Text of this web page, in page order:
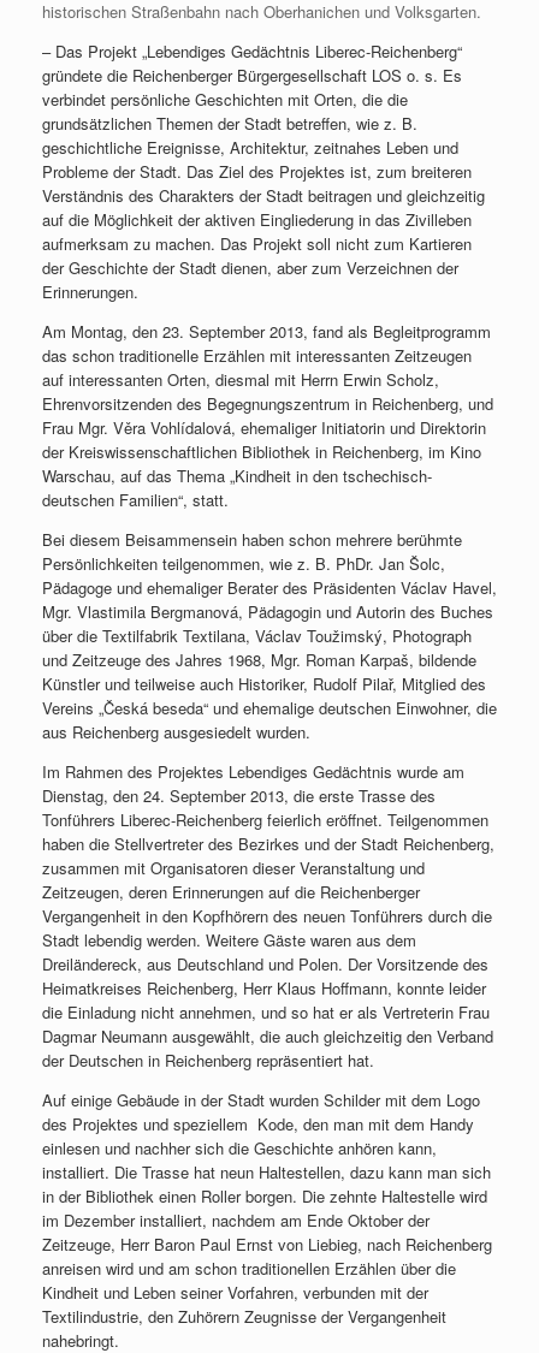
historischen Straßenbahn nach Oberhanichen und Volksgarten.
– Das Projekt „Lebendiges Gedächtnis Liberec-Reichenberg“
gründete die Reichenberger Bürgergesellschaft LOS o. s. Es
verbindet persönliche Geschichten mit Orten, die die
grundsätzlichen Themen der Stadt betreffen, wie z. B.
geschichtliche Ereignisse, Architektur, zeitnahes Leben und
Probleme der Stadt. Das Ziel des Projektes ist, zum breiteren
Verständnis des Charakters der Stadt beitragen und gleichzeitig
auf die Möglichkeit der aktiven Eingliederung in das Zivilleben
aufmerksam zu machen. Das Projekt soll nicht zum Kartieren
der Geschichte der Stadt dienen, aber zum Verzeichnen der
Erinnerungen.
Am Montag, den 23. September 2013, fand als Begleitprogramm
das schon traditionelle Erzählen mit interessanten Zeitzeugen
auf interessanten Orten, diesmal mit Herrn Erwin Scholz,
Ehrenvorsitzenden des Begegnungszentrum in Reichenberg, und
Frau Mgr. Věra Vohlídalová, ehemaliger Initiatorin und Direktorin
der Kreiswissenschaftlichen Bibliothek in Reichenberg, im Kino
Warschau, auf das Thema „Kindheit in den tschechisch-
deutschen Familien“, statt.
Bei diesem Beisammensein haben schon mehrere berühmte
Persönlichkeiten teilgenommen, wie z. B. PhDr. Jan Šolc,
Pädagoge und ehemaliger Berater des Präsidenten Václav Havel,
Mgr. Vlastimila Bergmanová, Pädagogin und Autorin des Buches
über die Textilfabrik Textilana, Václav Toužimský, Photograph
und Zeitzeuge des Jahres 1968, Mgr. Roman Karpaš, bildende
Künstler und teilweise auch Historiker, Rudolf Pilař, Mitglied des
Vereins „Česká beseda“ und ehemalige deutschen Einwohner, die
aus Reichenberg ausgesiedelt wurden.
Im Rahmen des Projektes Lebendiges Gedächtnis wurde am
Dienstag, den 24. September 2013, die erste Trasse des
Tonführers Liberec-Reichenberg feierlich eröffnet. Teilgenommen
haben die Stellvertreter des Bezirkes und der Stadt Reichenberg,
zusammen mit Organisatoren dieser Veranstaltung und
Zeitzeugen, deren Erinnerungen auf die Reichenberger
Vergangenheit in den Kopfhörern des neuen Tonführers durch die
Stadt lebendig werden. Weitere Gäste waren aus dem
Dreiländereck, aus Deutschland und Polen. Der Vorsitzende des
Heimatkreises Reichenberg, Herr Klaus Hoffmann, konnte leider
die Einladung nicht annehmen, und so hat er als Vertreterin Frau
Dagmar Neumann ausgewählt, die auch gleichzeitig den Verband
der Deutschen in Reichenberg repräsentiert hat.
Auf einige Gebäude in der Stadt wurden Schilder mit dem Logo
des Projektes und speziellem Kode, den man mit dem Handy
einlesen und nachher sich die Geschichte anhören kann,
installiert. Die Trasse hat neun Haltestellen, dazu kann man sich
in der Bibliothek einen Roller borgen. Die zehnte Haltestelle wird
im Dezember installiert, nachdem am Ende Oktober der
Zeitzeuge, Herr Baron Paul Ernst von Liebieg, nach Reichenberg
anreisen wird und am schon traditionellen Erzählen über die
Kindheit und Leben seiner Vorfahren, verbunden mit der
Textilindustrie, den Zuhörern Zeugnisse der Vergangenheit
nahebringt.